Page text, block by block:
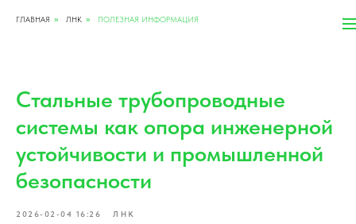
ГЛАВНАЯ » ЛНК » ПОЛЕЗНАЯ ИНФОРМАЦИЯ
Стальные трубопроводные
системы как опора инженерной
устойчивости и промышленной
безопасности
2026-02-04 16:26 ЛНК